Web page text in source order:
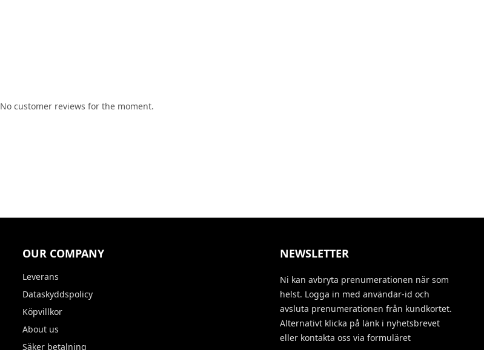
No customer reviews for the moment.
OUR COMPANY
Leverans
Dataskyddspolicy
Köpvillkor
About us
Säker betalning
NEWSLETTER
Ni kan avbryta prenumerationen när som
helst. Logga in med användar-id och
avsluta prenumerationen från kundkortet.
Alternativt klicka på länk i nyhetsbrevet
eller kontakta oss via formuläret